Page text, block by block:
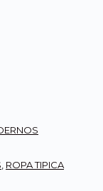
ROPA TIPICA